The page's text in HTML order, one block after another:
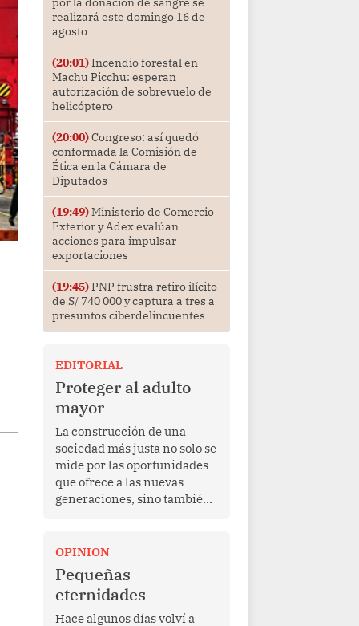
realizará este domingo 16 de
agosto
(20:01)Incendio forestal en
Machu Picchu: esperan
autorización de sobrevuelo de
helicóptero
(20:00)Congreso: así quedó
conformada la Comisión de
Ética en la Cámara de
Diputados
(19:49)Ministerio de Comercio
Exterior y Adex evalúan
acciones para impulsar
exportaciones
(19:45)PNP frustra retiro ilícito
de S/ 740 000 y captura a tres a
presuntos ciberdelincuentes
EDITORIAL
Proteger al adulto
mayor
La construcción de una
sociedad más justa no solo se
mide por las oportunidades
que ofrece a las nuevas
generaciones, sino también
de una vida de esfuerzo y
trabajo, afrontan la vejez en
condiciones de
vulnerabilidad. El anuncio
formulado por la presidenta
OPINION
Pequeñas
eternidades
Hace algunos días volví a